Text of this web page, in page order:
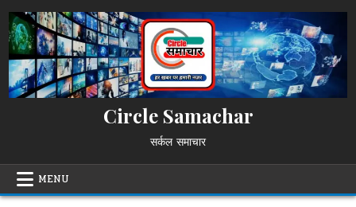
to
content
Circle Samachar
सर्कल समाचार
MENU